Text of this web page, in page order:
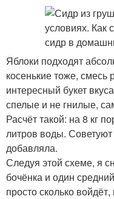
Яблоки подходят
косенькие тоже, смесь
интересный букет
спелые и не гнилые,
Расчёт такой: на 8 кг
литров воды.
добавляла.
Следуя этой схеме, я
бочёнка и один
просто сколько